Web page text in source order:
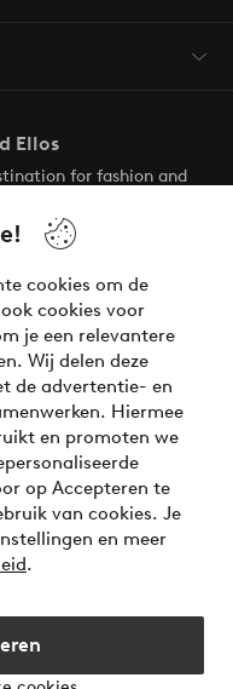
cookies om de
cookies voor
je een relevantere
Wij delen deze
de advertentie- en
Hiermee
en promoten we
op Accepteren te
van cookies. Je
en meer
.
Ellos
for fashion and
look is here!
of opsplitsen
betaalopties?